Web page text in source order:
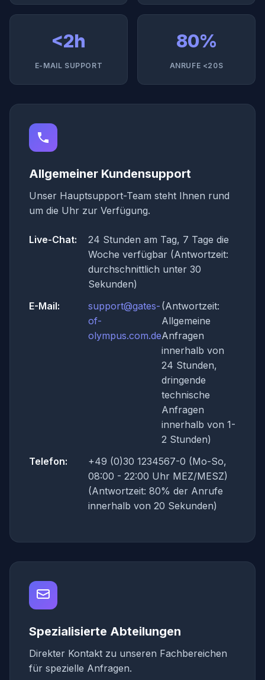
<2h
E-MAIL SUPPORT
80%
ANRUFE <20S
Allgemeiner Kundensupport
Unser Hauptsupport-Team steht Ihnen rund
um die Uhr zur Verfügung.
Live-Chat:
24 Stunden am Tag, 7 Tage die
Woche verfügbar (Antwortzeit:
durchschnittlich unter 30
Sekunden)
E-Mail:
support@gates-
of-
olympus.com.de
(Antwortzeit:
Allgemeine
Anfragen
innerhalb von
24 Stunden,
dringende
technische
Anfragen
innerhalb von 1-
2 Stunden)
Telefon:
+49 (0)30 1234567-0 (Mo-So,
08:00 - 22:00 Uhr MEZ/MESZ)
(Antwortzeit: 80% der Anrufe
innerhalb von 20 Sekunden)
Spezialisierte Abteilungen
Direkter Kontakt zu unseren Fachbereichen
für spezielle Anfragen.